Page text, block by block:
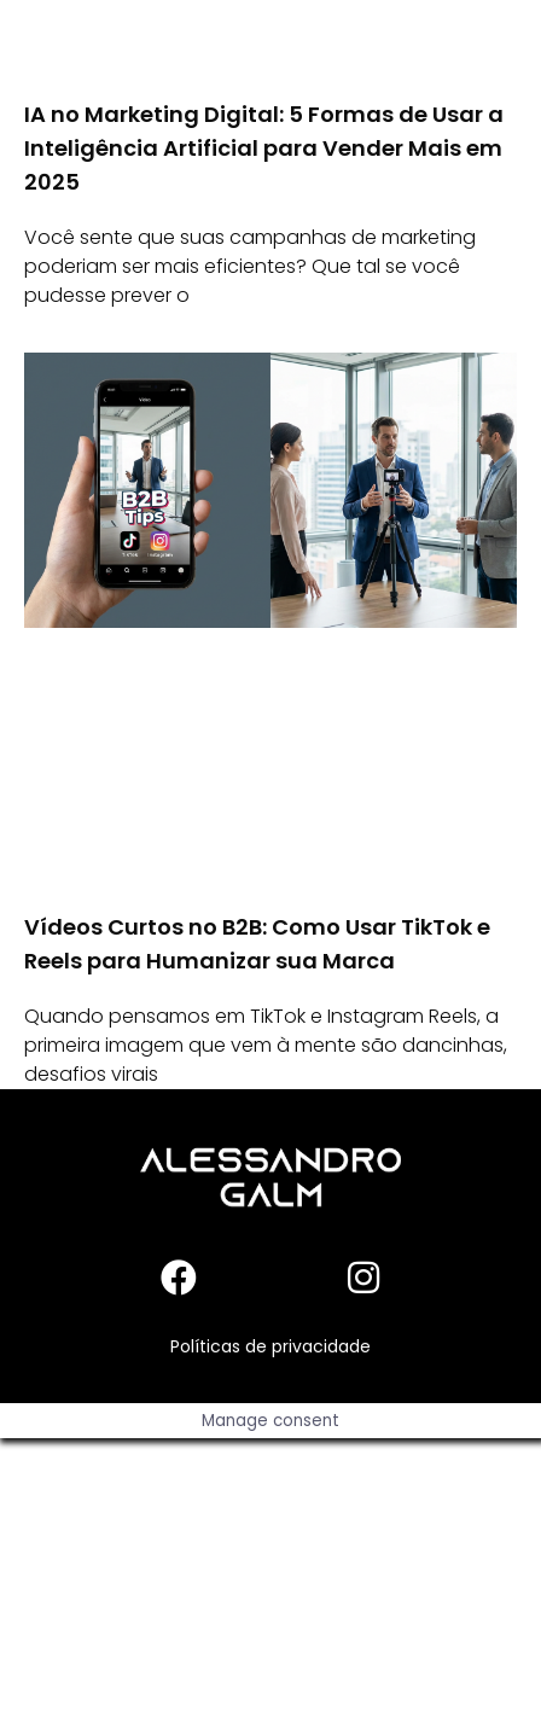
IA no Marketing Digital: 5 Formas de Usar a
Inteligência Artificial para Vender Mais em
2025
Você sente que suas campanhas de marketing
poderiam ser mais eficientes? Que tal se você
pudesse prever o
Vídeos Curtos no B2B: Como Usar TikTok e
Reels para Humanizar sua Marca
Quando pensamos em TikTok e Instagram Reels, a
primeira imagem que vem à mente são dancinhas,
desafios virais
Políticas de privacidade
Manage consent